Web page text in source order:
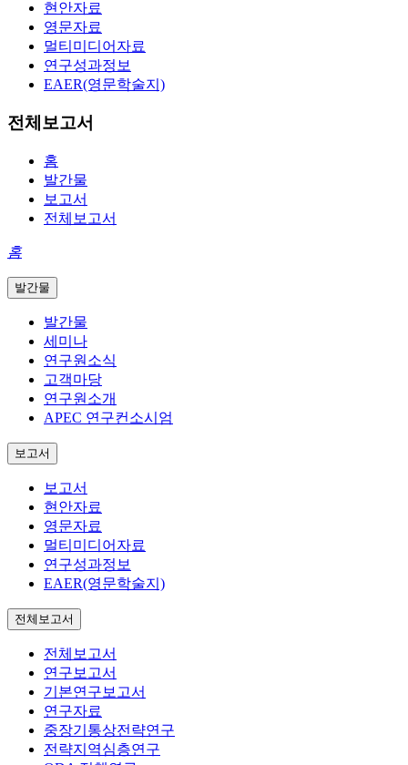
현안자료
영문자료
멀티미디어자료
연구성과정보
EAER(영문학술지)
전체보고서
홈
발간물
보고서
전체보고서
홈
발간물
발간물
세미나
연구원소식
고객마당
연구원소개
APEC 연구컨소시엄
보고서
보고서
현안자료
영문자료
멀티미디어자료
연구성과정보
EAER(영문학술지)
전체보고서
전체보고서
연구보고서
기본연구보고서
연구자료
중장기통상전략연구
전략지역심층연구